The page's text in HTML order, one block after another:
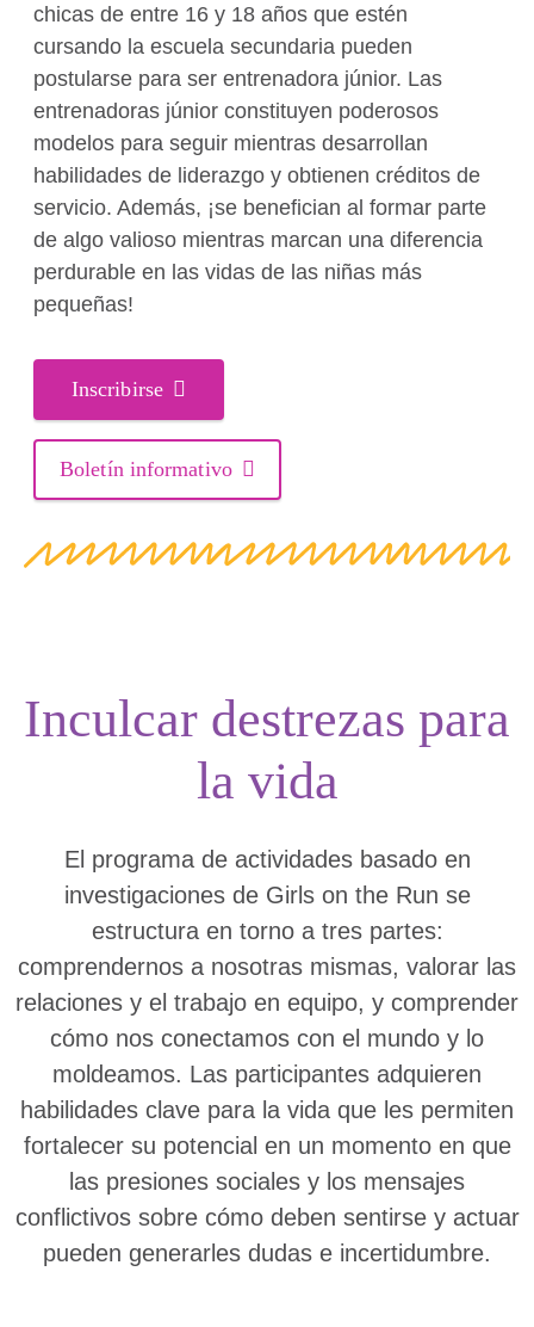
chicas de entre 16 y 18 años que estén
cursando la escuela secundaria pueden
postularse para ser entrenadora júnior. Las
entrenadoras júnior constituyen poderosos
modelos para seguir mientras desarrollan
habilidades de liderazgo y obtienen créditos de
servicio. Además, ¡se benefician al formar parte
de algo valioso mientras marcan una diferencia
perdurable en las vidas de las niñas más
pequeñas!
Inscribirse
Boletín informativo
Inculcar destrezas para
la vida
El programa de actividades basado en
investigaciones de Girls on the Run se
estructura en torno a tres partes:
comprendernos a nosotras mismas, valorar las
relaciones y el trabajo en equipo, y comprender
cómo nos conectamos con el mundo y lo
moldeamos. Las participantes adquieren
habilidades clave para la vida que les permiten
fortalecer su potencial en un momento en que
las presiones sociales y los mensajes
conflictivos sobre cómo deben sentirse y actuar
pueden generarles dudas e incertidumbre.